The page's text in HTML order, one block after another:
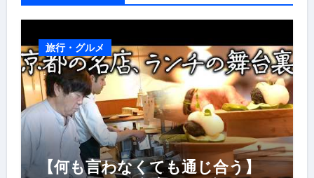
旅行・グルメ
【何も言わなくても通じ合う】